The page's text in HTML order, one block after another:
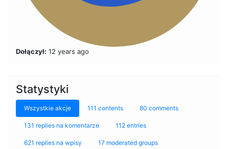
Dołączył: 12 years ago
Statystyki
Wszystkie akcje 111 contents 80 comments
131 replies na komentarze 112 entries
621 replies na wpisy 17 moderated groups